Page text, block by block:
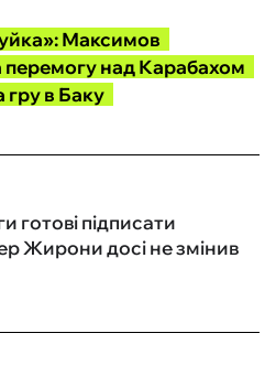
Максимов
над Карабахом
гру в Баку
готові підписати
Жирони досі не змінив